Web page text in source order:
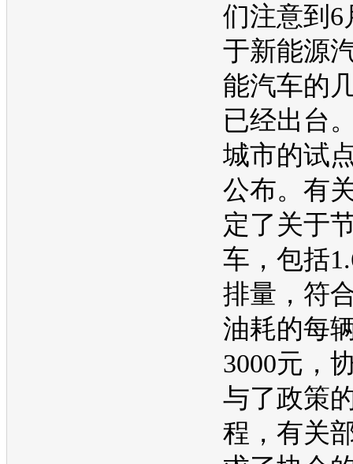
们注意到6
于新能源
能汽车的
已经出台
城市的试
公布。有
定了关于
车，包括
排量，符
油耗的每
3000元，
与了政策
程，有关